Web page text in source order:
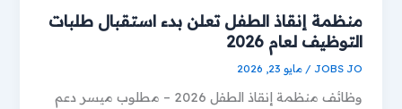
منظمة إنقاذ الطفل تعلن بدء استقبال طلبات
التوظيف لعام 2026
JOBS JO
/مايو 23, 2026
وظائف منظمة إنقاذ الطفل 2026 – مطلوب ميسر دعم